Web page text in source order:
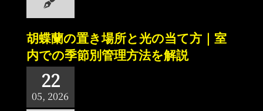
胡蝶蘭の置き場所と光の当て方｜室
内での季節別管理方法を解説
22
05, 2026